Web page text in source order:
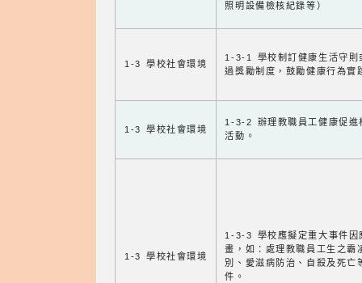
照明設備檢核紀錄等）
1-3 學校社會環境
1-3-1 學校制訂健康生活守則
過獎勵制度，鼓勵健康行為實
1-3 學校社會環境
1-3-2 辦理教職員工健康促進
活動。
1-3 學校社會環境
1-3-3 學校應擬定重大事件因
畫，如：處理教職員工生之霸
別、愛滋病防治、自殺及死亡
件。